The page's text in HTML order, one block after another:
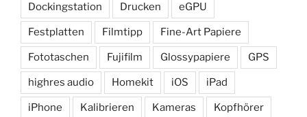
Dockingstation Drucken eGPU
Festplatten Filmtipp Fine-Art Papiere
Fototaschen Fujifilm Glossypapiere GPS
highres audio Homekit iOS iPad
iPhone Kalibrieren Kameras Kopfhörer